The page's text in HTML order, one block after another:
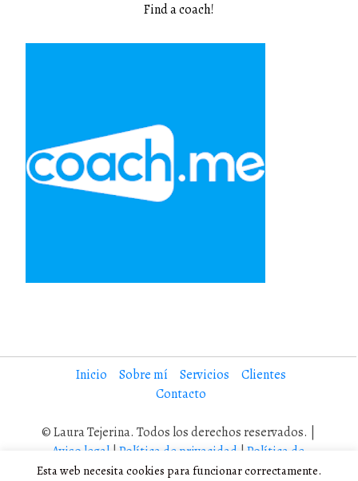
Find a coach!
Inicio Sobre mí Servicios
Clientes
Contacto
© Laura Tejerina. Todos los derechos reservados. |
Aviso legal| Política de privacidad | Política de
cookies
Esta web necesita cookies para funcionar correctamente.